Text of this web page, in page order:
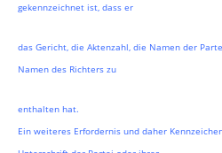
gekennzeichnet ist, dass er
das Gericht, die Aktenzahl, die Namen der
Namen des Richters zu
enthalten hat.
Ein weiteres Erfordernis und daher